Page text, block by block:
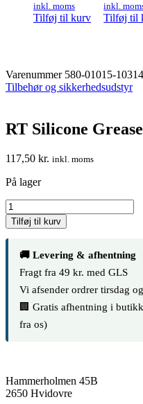
inkl. moms
Tilføj til kurv
inkl.
Tilføj til
Varenummer 580-01015-10314
Tilbehør og sikkerhedsudstyr
RT Silicone
117,50 kr. inkl. moms
På lager
RT
Silicone
Grease,
400
antal
Tilføj til kurv
🚚 Levering & afhentning
Fragt fra 49 kr. med GLS
Vi afsender ordrer tirsdag
🏢 Gratis afhentning i
fra os)
Hammerholmen 45B
2650 Hvidovre